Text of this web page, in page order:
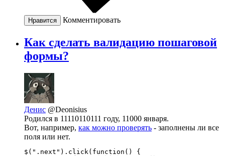
Нравится Комментировать
Как сделать валидацию пошаговой
формы?
Денис @Deonisius
Родился в 11110110111 году, 11000 января.
Вот, например, как можно проверять - заполнены ли все
поля или нет.
$(".next").click(function() {